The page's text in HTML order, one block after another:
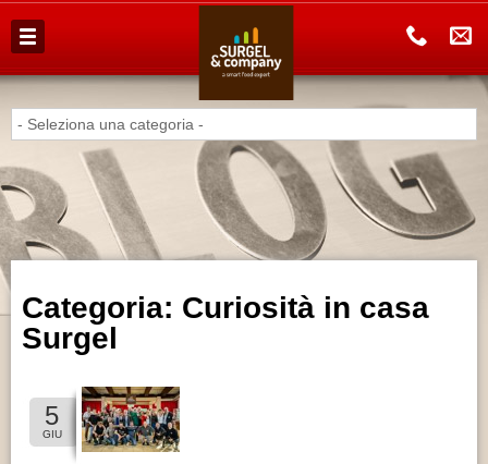
PRODOTTI
HAI UN BAR?
HAI UN PUB?
CATALOGO
LAVORACON NOI
Categoria: Curiosità in casa
Surgel
5
GIU